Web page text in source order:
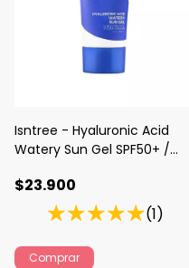
Isntree - Hyaluronic Acid
Watery Sun Gel SPF50+ /
$23.900
(1)